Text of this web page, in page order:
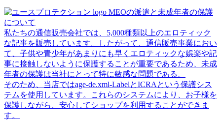
MEOの派遣と未成年者の保護
について
私たちの通信販売会社では、5,000種類以上のエロティック
な記事を販売しています。したがって、通信販売事業におい
て、子供や青少年があまりにも早くエロティックな娯楽や記
事に接触しないように保護することが重要であるため、未成
年者の保護は当社にとって特に敏感な問題である。
そのため、当店ではage-de.xml-LabelとICRAという保護シス
テムを使用しています。これらのシステムにより、お子様を
保護しながら、安心してショップを利用することができま
す。